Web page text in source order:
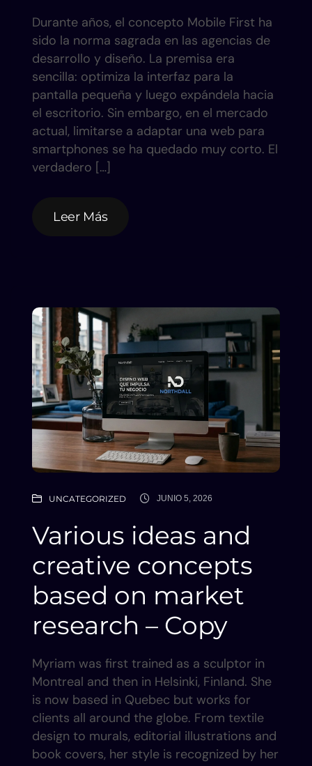
Durante años, el concepto Mobile First ha
sido la norma sagrada en las agencias de
desarrollo y diseño. La premisa era
sencilla: optimiza la interfaz para la
pantalla pequeña y luego expándela hacia
el escritorio. Sin embargo, en el mercado
actual, limitarse a adaptar una web para
smartphones se ha quedado muy corto. El
verdadero […]
Leer Más
UNCATEGORIZED JUNIO 5, 2026
Various ideas and
creative concepts
based on market
research – Copy
Myriam was first trained as a sculptor in
Montreal and then in Helsinki, Finland. She
is now based in Quebec but works for
clients all around the globe. From textile
design to murals, editorial illustrations and
book covers, her style is recognized by her